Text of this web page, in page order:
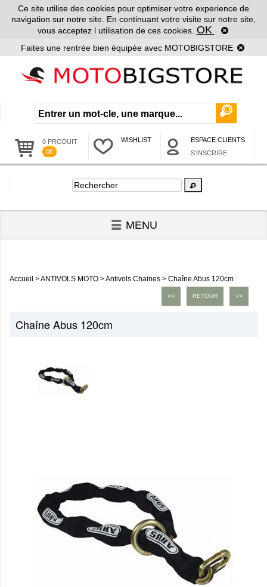
Ce site utilise des cookies pour optimiser votre experience de
navigation sur notre site. En continuant votre visite sur notre site,
vous acceptez l utilisation de ces cookies. OK
Faites une rentrée bien équipée avec MOTOBIGSTORE
0 PRODUIT
0€
WISHLIST
ESPACE CLIENTS
S'INSCRIRE
MENU
Accueil >ANTIVOLS MOTO >Antivols Chaines > Chaîne Abus 120cm
>>
RETOUR
<<
Chaîne Abus 120cm